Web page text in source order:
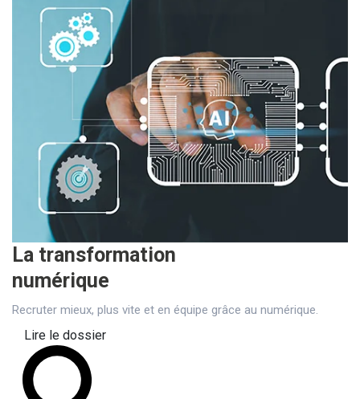
La transformation
numérique
Recruter mieux, plus vite et en équipe grâce au numérique.
Lire le dossier